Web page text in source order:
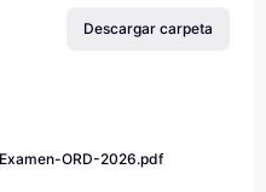
Descargar carpeta
ORD-2026.pdf